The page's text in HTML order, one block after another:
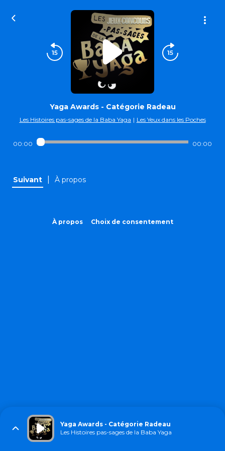
Yaga Awards - Catégorie Radeau
Les Histoires pas-sages de la Baba Yaga | Les Yeux dans les Poches
00:00 00:00
Suivant À propos
À propos Choix de consentement
Yaga Awards - Catégorie Radeau
Les Histoires pas-sages de la Baba Yaga